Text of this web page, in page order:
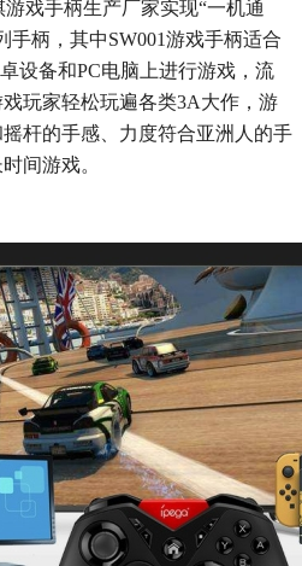
游戏手柄生产厂家实现“一机通
手柄，其中SW001游戏手柄适合
设备和PC电脑上进行游戏，流
玩家轻松玩遍各类3A大作，游
杆的手感、力度符合亚洲人的手
间游戏。